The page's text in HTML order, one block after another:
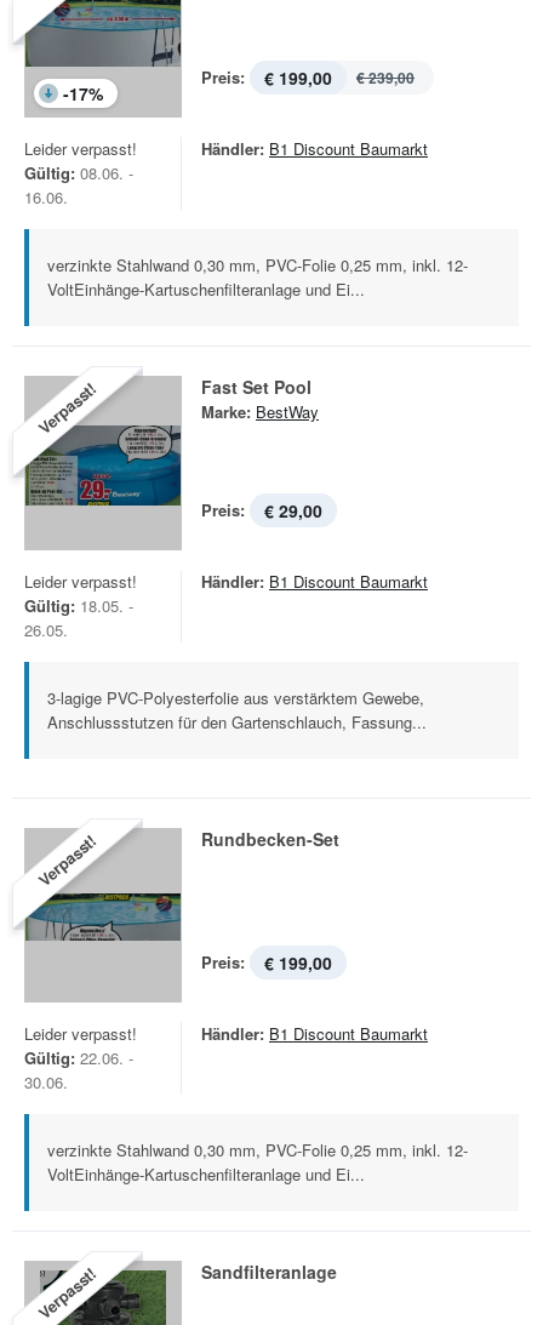
-17%
Preis: € 199,00 € 239,00
Leider verpasst!
Gültig: 08.06. -
16.06.
Händler: B1 Discount Baumarkt
verzinkte Stahlwand 0,30 mm, PVC-Folie 0,25 mm, inkl. 12-
VoltEinhänge-Kartuschenfilteranlage und Ei...
Verpasst! Fast Set Pool
Marke: BestWay
Preis: € 29,00
Leider verpasst!
Gültig: 18.05. -
26.05.
Händler: B1 Discount Baumarkt
3-lagige PVC-Polyesterfolie aus verstärktem Gewebe,
Anschlussstutzen für den Gartenschlauch, Fassung...
Verpasst! Rundbecken-Set
Preis: € 199,00
Leider verpasst!
Gültig: 22.06. -
30.06.
Händler: B1 Discount Baumarkt
verzinkte Stahlwand 0,30 mm, PVC-Folie 0,25 mm, inkl. 12-
VoltEinhänge-Kartuschenfilteranlage und Ei...
Verpasst! Sandfilteranlage